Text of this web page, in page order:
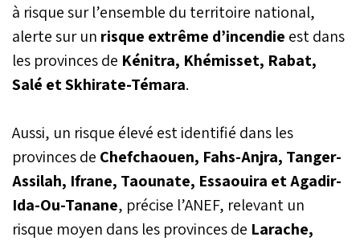
à risque sur l’ensemble du territoire national,
alerte sur un risque extrême d’incendie est dans
les provinces de Kénitra, Khémisset, Rabat,
Salé et Skhirate-Témara.
Aussi, un risque élevé est identifié dans les
provinces de Chefchaouen, Fahs-Anjra, Tanger-
Assilah, Ifrane, Taounate, Essaouira et Agadir-
Ida-Ou-Tanane, précise l’ANEF, relevant un
risque moyen dans les provinces de Larache,